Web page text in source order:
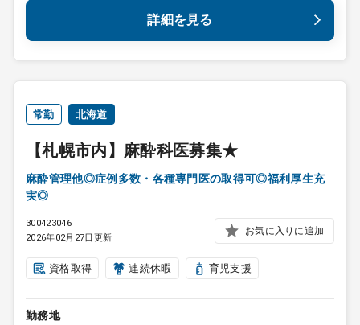
詳細を見る
常勤 北海道
【札幌市内】麻酔科医募集★
麻酔管理他◎症例多数・各種専門医の取得可◎福利厚生充
実◎
300423046
2026年02月27日更新
お気に入りに追加
資格取得 連続休暇 育児支援
勤務地